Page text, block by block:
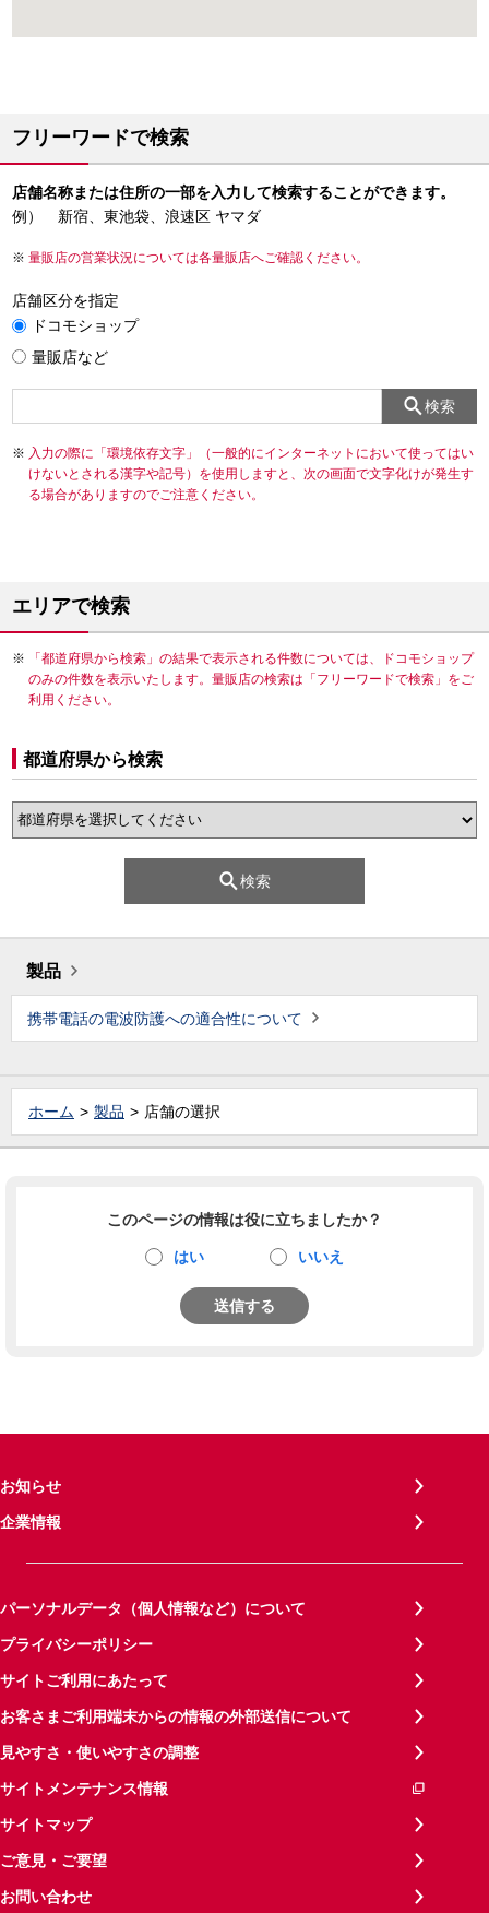
フリーワードで検索
店舗名称または住所の一部を入力して検索することができます。
例） 新宿、東池袋、浪速区 ヤマダ
量販店の営業状況については各量販店へご確認ください。
店舗区分を指定
ドコモショップ
量販店など
検索
入力の際に「環境依存文字」（一般的にインターネットにおいて使ってはい
けないとされる漢字や記号）を使用しますと、次の画面で文字化けが発生す
る場合がありますのでご注意ください。
エリアで検索
「都道府県から検索」の結果で表示される件数については、ドコモショップ
のみの件数を表示いたします。量販店の検索は「フリーワードで検索」をご
利用ください。
都道府県から検索
検索
製品
携帯電話の電波防護への適合性について
ホーム 製品 店舗の選択
このページの情報は役に立ちましたか？
はい いいえ
送信する
お知らせ
企業情報
パーソナルデータ（個人情報など）について
プライバシーポリシー
サイトご利用にあたって
お客さまご利用端末からの情報の外部送信について
見やすさ・使いやすさの調整
サイトメンテナンス情報
サイトマップ
ご意見・ご要望
お問い合わせ